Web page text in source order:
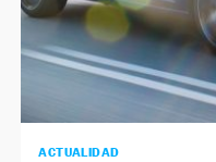
ACTUALIDAD